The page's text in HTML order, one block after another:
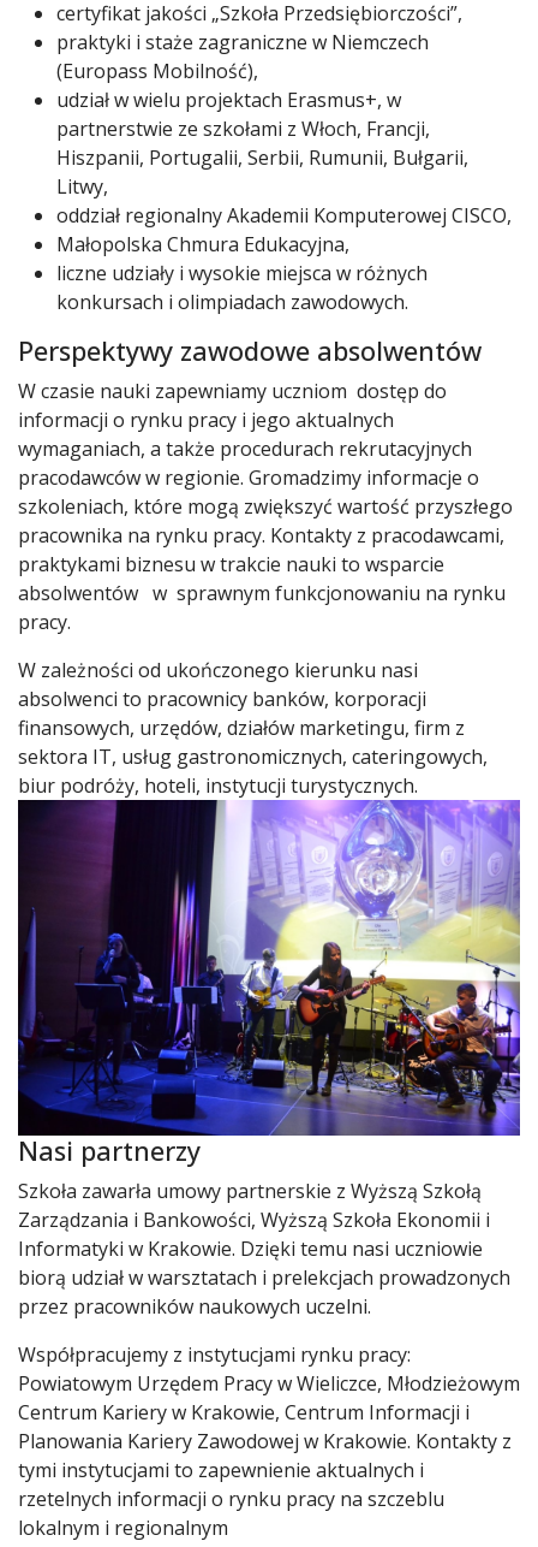
certyfikat jakości „Szkoła Przedsiębiorczości”,
praktyki i staże zagraniczne w Niemczech
(Europass Mobilność),
udział w wielu projektach Erasmus+, w
partnerstwie ze szkołami z Włoch, Francji,
Hiszpanii, Portugalii, Serbii, Rumunii, Bułgarii,
Litwy,
oddział regionalny Akademii Komputerowej CISCO,
Małopolska Chmura Edukacyjna,
liczne udziały i wysokie miejsca w różnych
konkursach i olimpiadach zawodowych.
Perspektywy zawodowe absolwentów
W czasie nauki zapewniamy uczniom dostęp do
informacji o rynku pracy i jego aktualnych
wymaganiach, a także procedurach rekrutacyjnych
pracodawców w regionie. Gromadzimy informacje o
szkoleniach, które mogą zwiększyć wartość przyszłego
pracownika na rynku pracy. Kontakty z pracodawcami,
praktykami biznesu w trakcie nauki to wsparcie
absolwentów w sprawnym funkcjonowaniu na rynku
pracy.
W zależności od ukończonego kierunku nasi
absolwenci to pracownicy banków, korporacji
finansowych, urzędów, działów marketingu, firm z
sektora IT, usług gastronomicznych, cateringowych,
biur podróży, hoteli, instytucji turystycznych.
Nasi partnerzy
Szkoła zawarła umowy partnerskie z Wyższą Szkołą
Zarządzania i Bankowości, Wyższą Szkoła Ekonomii i
Informatyki w Krakowie. Dzięki temu nasi uczniowie
biorą udział w warsztatach i prelekcjach prowadzonych
przez pracowników naukowych uczelni.
Współpracujemy z instytucjami rynku pracy:
Powiatowym Urzędem Pracy w Wieliczce, Młodzieżowym
Centrum Kariery w Krakowie, Centrum Informacji i
Planowania Kariery Zawodowej w Krakowie. Kontakty z
tymi instytucjami to zapewnienie aktualnych i
rzetelnych informacji o rynku pracy na szczeblu
lokalnym i regionalnym